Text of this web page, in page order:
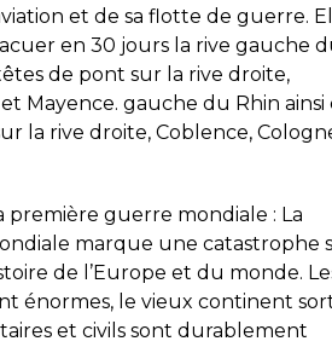
et de sa flotte de guerre.
en 30 jours la rive gauche
de pont sur la rive droite,
Mayence. gauche du Rhin
la rive droite, Coblence,
première guerre mondiale : La
marque une catastrophe
de l’Europe et du monde.
énormes, le vieux continent
et civils sont durablement